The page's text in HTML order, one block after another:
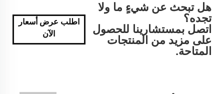
هل تبحث عن شيءٍ ما ولا
تجده؟
اتصل بمستشارينا للحصول
على مزيد من المنتجات
المتاحة.
اطلب عرض أسعار
الآن